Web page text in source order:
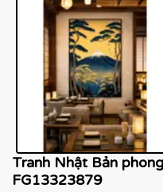
Tranh Nhật Bản
FG13323879